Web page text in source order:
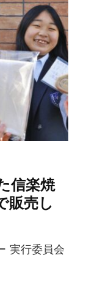
信楽焼
販売し
実行委員会